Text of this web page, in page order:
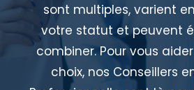
sont multiples, varient
votre statut et peuvent
combiner. Pour vous
choix, nos Conseillers